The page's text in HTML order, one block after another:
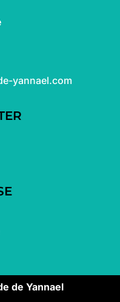
yannael.com
de Yannael